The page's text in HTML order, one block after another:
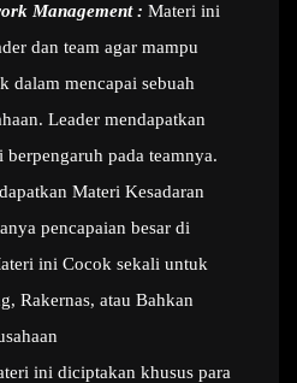
Management : Materi ini
dan team agar mampu
dalam mencapai sebuah
Leader mendapatkan
berpengaruh pada teamnya.
Materi Kesadaran
pencapaian besar di
ini Cocok sekali untuk
Rakernas, atau Bahkan
ini diciptakan khusus para